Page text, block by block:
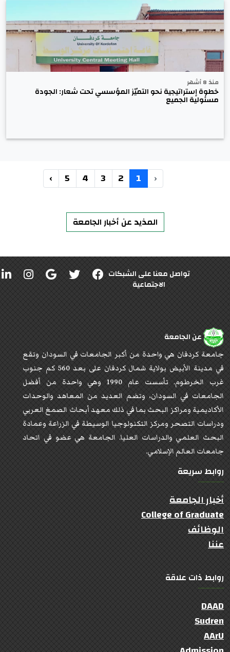
منذ 8 أشهر
خطوة إستراتيجية نحو التميّز المؤسسي تحت شعار: الجودة
مسئولية الجميع
‹
1
2
3
4
5
›
المذيد عن أخبار الجامعة
تواصل معنا على الشبكات
الاجتماعية
عن الجامعة
جامعة كردفان هي واحدة من أكبر الجامعات في السودان وتقع
في مدينة الأبيض بولاية شمال كردفان على بعد 560 كم جنوب
غرب الخرطوم. تأسست عام 1990 وهي واحدة من أفضل
الجامعات في السودان، وتضم العديد من المعاهد والوحدات
الأكاديمية ومراكز البحث بما في ذلك معهد أبحاث الصمغ العربي
ودراسات التصحر ومركز التكنولوجيا الوسيطة في الزراعة وعمادة
البحث العلمي والدراسات العليا. الجامعة هي عضو في اتحاد
جامعات العالم الإسلامي.
روابط سريعة
أخبار الجامعة
College of Graduate
الوظائف
عننا
روابط ذات علاقة
DAAD
Sudren
AArU